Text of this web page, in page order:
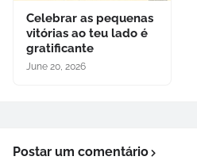
Celebrar as pequenas
vitórias ao teu lado é
gratificante
June 20, 2026
Postar um comentário